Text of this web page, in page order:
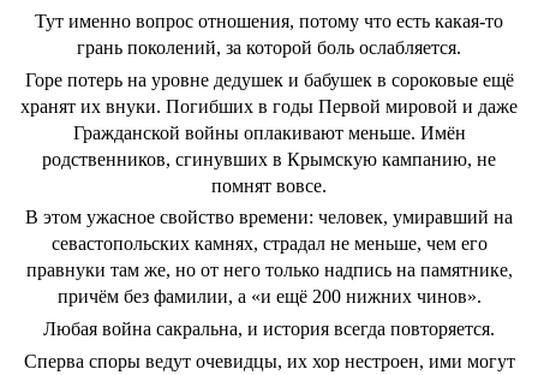
Тут именно вопрос отношения, потому что есть какая-то
грань поколений, за которой боль ослабляется.
Горе потерь на уровне дедушек и бабушек в сороковые ещё
хранят их внуки. Погибших в годы Первой мировой и даже
Гражданской войны оплакивают меньше. Имён
родственников, сгинувших в Крымскую кампанию, не
помнят вовсе.
В этом ужасное свойство времени: человек, умиравший на
севастопольских камнях, страдал не меньше, чем его
правнуки там же, но от него только надпись на памятнике,
причём без фамилии, а «и ещё 200 нижних чинов».
Любая война сакральна, и история всегда повторяется.
Сперва споры ведут очевидцы, их хор нестроен, ими могут